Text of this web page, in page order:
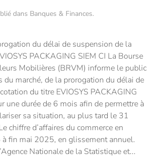
dans Banques & Finances.
du délai de suspension de la
PACKAGING SIEM CI La Bourse
Mobilières (BRVM) informe le public
du marché, de la prorogation du délai de
du titre EVIOSYS PACKAGING
une durée de 6 mois afin de permettre à
sa situation, au plus tard le 31
chiffre d’affaires du commerce en
fin mai 2025, en glissement annuel.
Nationale de la Statistique et...